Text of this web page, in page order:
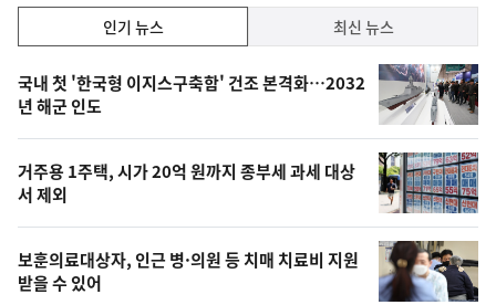
기,
최
신,
오
늘
의
영
상
인기 뉴스 최신 뉴스
기
뉴
스
국내 첫 '한국형 이지스구축함' 건조 본격화…2032
년 해군 인도
거주용 1주택, 시가 20억 원까지 종부세 과세 대상
서 제외
보훈의료대상자, 인근 병·의원 등 치매 치료비 지원
받을 수 있어